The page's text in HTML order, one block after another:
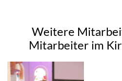
Weitere
Mitarbeiter im